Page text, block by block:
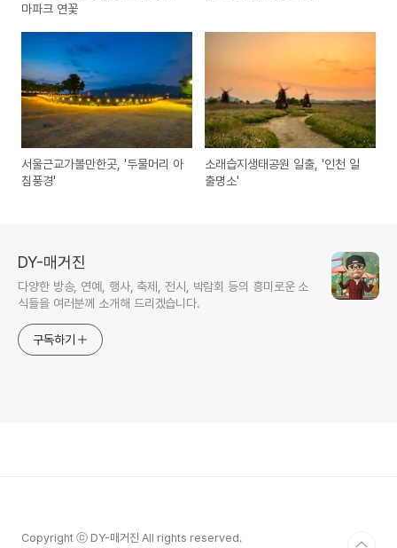
마파크 연꽃
서울근교가볼만한곳, '두물머리 아
침풍경'
소래습지생태공원 일출, '인천 일
출명소'
DY-매거진
다양한 방송, 연예, 행사, 축제, 전시, 박람회 등의 흥미로운 소
식들을 여러분께 소개해 드리겠습니다.
구독하기
Copyright ⓒ DY-매거진 All rights reserved.